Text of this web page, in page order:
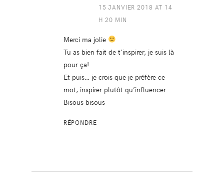
15 JANVIER 2018 AT 14
H 20 MIN
Merci ma jolie
Tu as bien fait de t’inspirer, je suis là
pour ça!
Et puis… je crois que je préfère ce
mot, inspirer plutôt qu’influencer.
Bisous bisous
RÉPONDRE